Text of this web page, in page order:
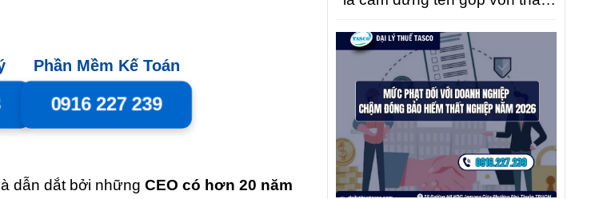
Phần Mềm Kế Toán
0916 227 239
dẫn dắt bởi những CEO có hơn 20 năm
xác định chủ sở hữu hưởng lợi
và quy định rõ trách nhiệm kê
khai, thông báo thông tin với cơ
quan đăng ký kinh doanh.